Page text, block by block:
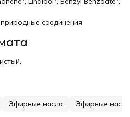
соединения
Эфирные масла Эфирные масла